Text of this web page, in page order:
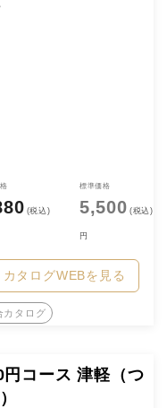
(税込)
標準価格
5,500 (税込)
円
カタログWEBを見る
カタログ
円コース 津軽（つ